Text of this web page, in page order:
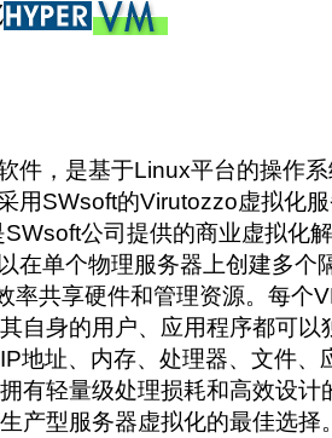
件，是基于Linux平台的操作
用SWsoft的Virutozzo虚拟化
公司提供的商业虚拟化
单个物理服务器上创建多个
率共享硬件和管理资源。每个
自身的用户、应用程序都可以
地址、内存、处理器、文件、
有轻量级处理损耗和高效设
产型服务器虚拟化的最佳选择